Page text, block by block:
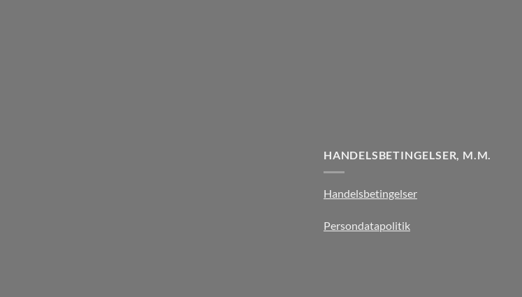
HANDELSBETINGELSER, M.M.
Handelsbetingelser
Persondatapolitik